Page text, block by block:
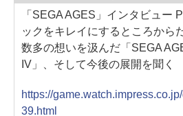
「SEGA AGES」インタビュー
ックをキレイにするところから
数多の想いを汲んだ「SEGA
IV」、そして今後の展開を聞く
https://
39.html